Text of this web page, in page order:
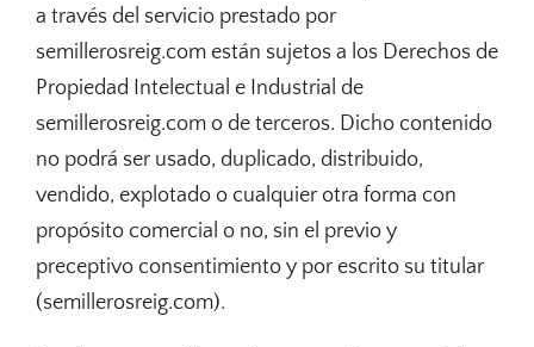
a través del servicio prestado por
semillerosreig.com están sujetos a los Derechos de
Propiedad Intelectual e Industrial de
semillerosreig.com o de terceros. Dicho contenido
no podrá ser usado, duplicado, distribuido,
vendido, explotado o cualquier otra forma con
propósito comercial o no, sin el previo y
preceptivo consentimiento y por escrito su titular
(semillerosreig.com).